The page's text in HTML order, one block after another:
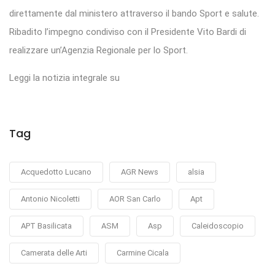
direttamente dal ministero attraverso il bando Sport e salute.
Ribadito l’impegno condiviso con il Presidente Vito Bardi di
realizzare un’Agenzia Regionale per lo Sport.
Leggi la notizia integrale su
Tag
Acquedotto Lucano AGR News alsia
Antonio Nicoletti AOR San Carlo Apt
APT Basilicata ASM Asp Caleidoscopio
Camerata delle Arti Carmine Cicala